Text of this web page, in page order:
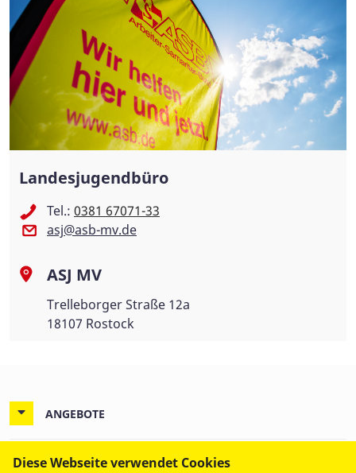
Landesjugendbüro
Tel.: 0381 67071-33
asj@asb-mv.de
ASJ MV
Trelleborger Straße 12a
18107 Rostock
ANGEBOTE
ASJ IN MV
Diese Webseite verwendet Cookies